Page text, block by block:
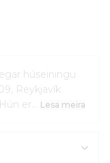
húseiningu
Reykjavík.
er...
Lesa meira